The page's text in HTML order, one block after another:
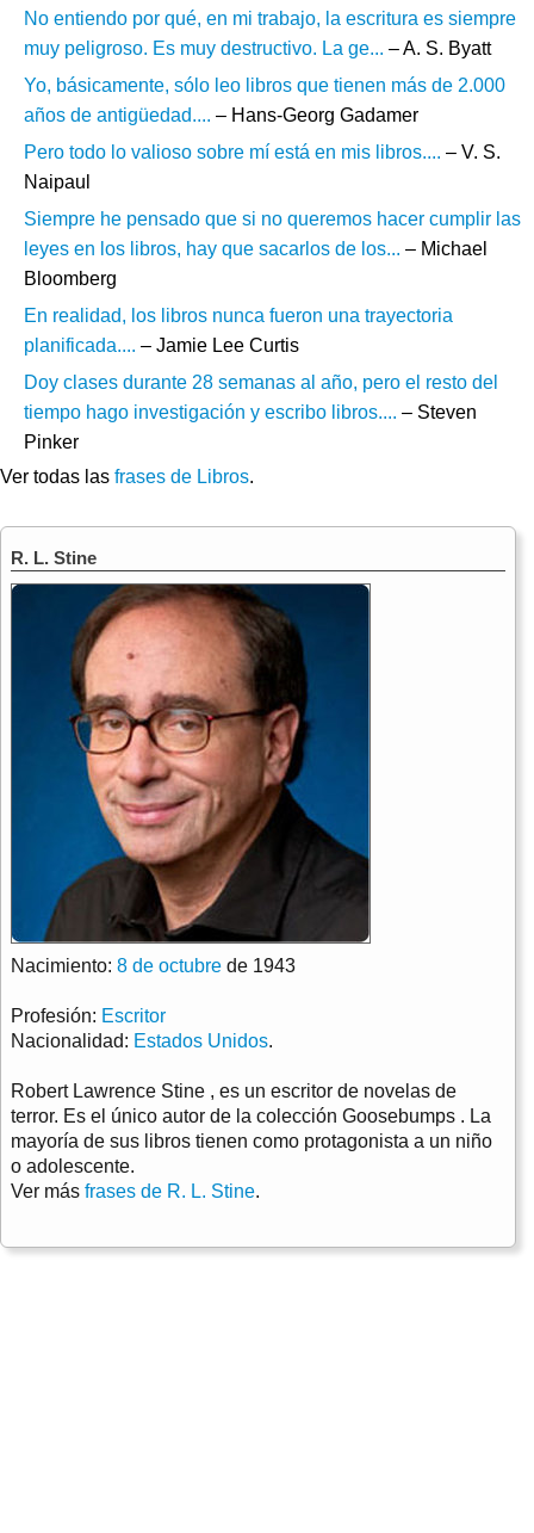
No entiendo por qué, en mi trabajo, la escritura es siempre
muy peligroso. Es muy destructivo. La ge... – A. S. Byatt
Yo, básicamente, sólo leo libros que tienen más de 2.000
años de antigüedad.... – Hans-Georg Gadamer
Pero todo lo valioso sobre mí está en mis libros.... – V. S.
Naipaul
Siempre he pensado que si no queremos hacer cumplir las
leyes en los libros, hay que sacarlos de los... – Michael
Bloomberg
En realidad, los libros nunca fueron una trayectoria
planificada.... – Jamie Lee Curtis
Doy clases durante 28 semanas al año, pero el resto del
tiempo hago investigación y escribo libros.... – Steven
Pinker
Ver todas las frases de Libros.
R. L. Stine
Nacimiento: 8 de octubre de 1943
Profesión: Escritor
Nacionalidad: Estados Unidos.
Robert Lawrence Stine , es un escritor de novelas de
terror. Es el único autor de la colección Goosebumps . La
mayoría de sus libros tienen como protagonista a un niño
o adolescente.
Ver más frases de R. L. Stine.